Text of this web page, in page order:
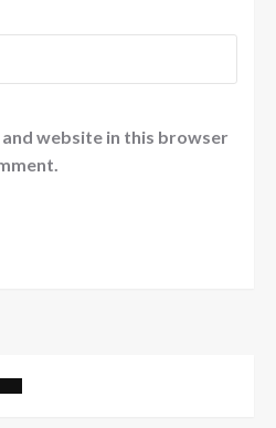
and website in this browser